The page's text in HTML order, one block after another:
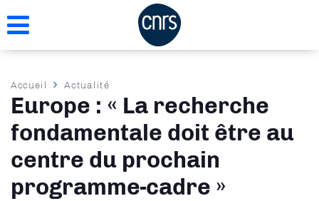
au
Fil
d'Ariane
Accueil Actualité
Europe : « La recherche
fondamentale doit être au
centre du prochain
programme-cadre »